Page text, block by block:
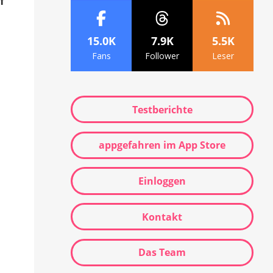
15.0K
Fans
7.9K
Follower
5.5K
Leser
Testberichte
appgefahren im App Store
Einloggen
Kontakt
Das Team